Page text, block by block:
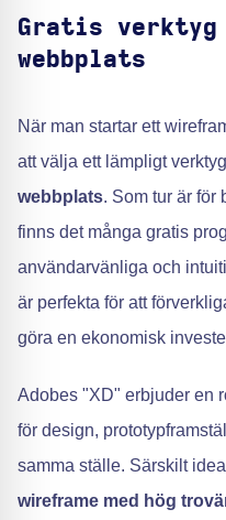
Gratis
webbplats
När man startar ett
att välja ett lämpligt
webbplats. Som tur är för
finns det många gratis
användarvänliga och
är perfekta för att
göra en ekonomisk
Adobes "XD" erbjuder en
för design,
samma ställe. Särskilt
wireframe med hög